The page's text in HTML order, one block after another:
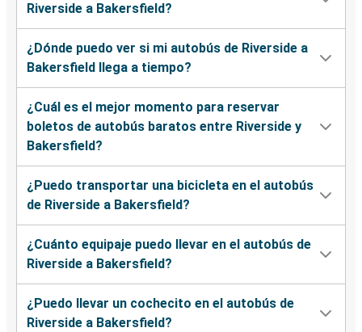
Riverside a Bakersfield?
¿Dónde puedo ver si mi autobús de Riverside a
Bakersfield llega a tiempo?
¿Cuál es el mejor momento para reservar
boletos de autobús baratos entre Riverside y
Bakersfield?
¿Puedo transportar una bicicleta en el autobús
de Riverside a Bakersfield?
¿Cuánto equipaje puedo llevar en el autobús de
Riverside a Bakersfield?
¿Puedo llevar un cochecito en el autobús de
Riverside a Bakersfield?